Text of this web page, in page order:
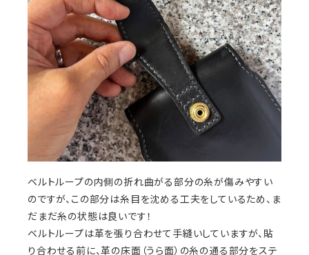
ベルトループの内側の折れ曲がる部分の糸が傷みやすい
のですが、この部分は糸目を沈める工夫をしているため、ま
だまだ糸の状態は良いです！
ベルトループは革を張り合わせて手縫いしていますが、貼
り合わせる前に、革の床面（うら面）の糸の通る部分をステ